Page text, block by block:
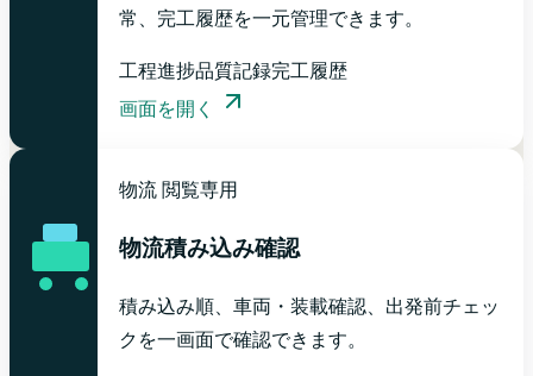
常、完工履歴を一元管理できます。
工程進捗品質記録完工履歴
画面を開く
物流閲覧専用
物流積み込み確認
積み込み順、車両・装載確認、出発前チェッ
クを一画面で確認できます。